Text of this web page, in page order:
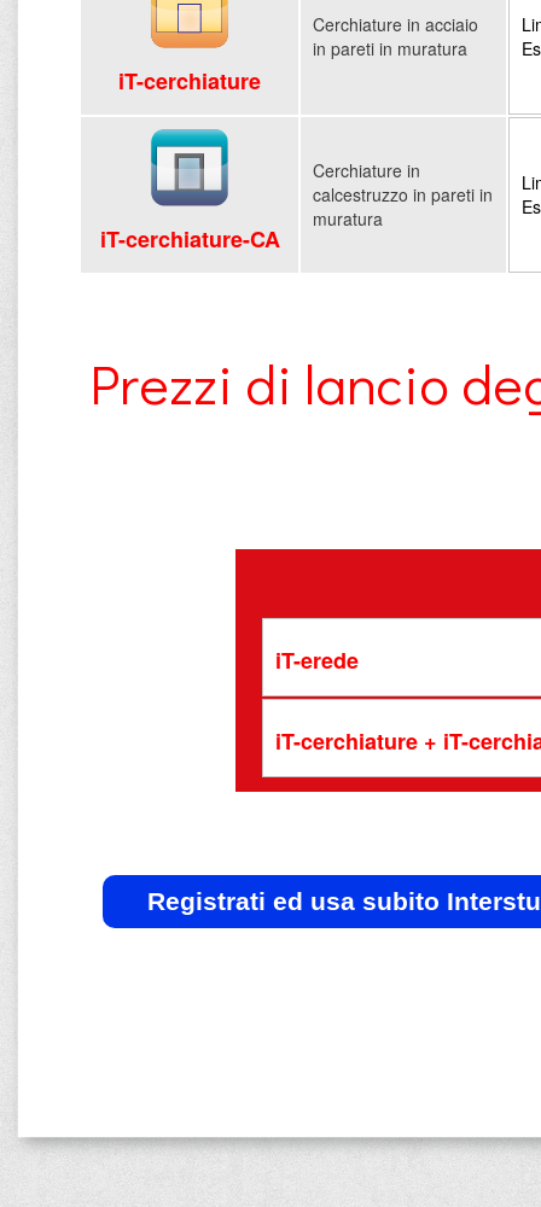
iT-cerchiature
Cerchiature in acciaio
in pareti in muratura
iT-cerchiature-CA
Cerchiature in
calcestruzzo in pareti in
muratura
Prezzi di lancio
iT-erede
iT-cerchiature + iT-
Registrati ed usa subito